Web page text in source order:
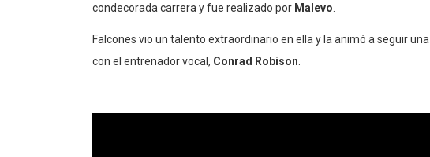
condecorada carrera y fue realizado por Malevo
Falcones vio un talento extraordinario en ella y la animó a seguir
con el entrenador vocal, Conrad Robison